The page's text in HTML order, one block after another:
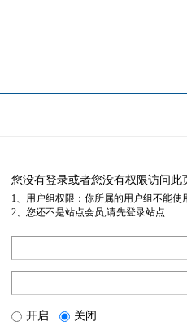
您没有登录或者您没有权限访问此
1、用户组权限：你所属的用户组不能使
2、您还不是站点会员,请先登录站点
开启 关闭